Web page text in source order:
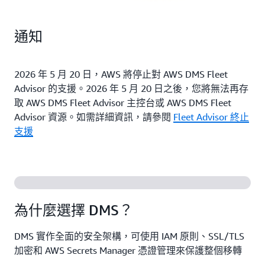
通知
2026 年 5 月 20 日，AWS 將停止對 AWS DMS Fleet
Advisor 的支援。2026 年 5 月 20 日之後，您將無法再存
取 AWS DMS Fleet Advisor 主控台或 AWS DMS Fleet
Advisor 資源。如需詳細資訊，請參閱 Fleet Advisor 終止
支援
為什麼選擇 DMS？
DMS 實作全面的安全架構，可使用 IAM 原則、SSL/TLS
加密和 AWS Secrets Manager 憑證管理來保護整個移轉